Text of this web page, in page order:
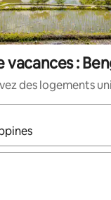
vacances :
des logements
sont affichés,